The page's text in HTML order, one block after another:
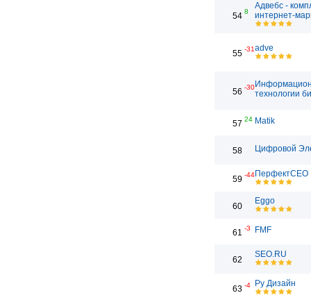
54 8
Адвебс -
интернет-
55 -31adve
56 -30
технологии
57 24 Matik
58 Цифровой
59 -44ПерфектСЕО
60
Eggo
61 -3 FMF
62
SEO.RU
63 -4 Ру Дизайн